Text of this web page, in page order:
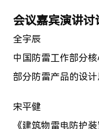
会议嘉宾演讲讨
全宇辰
中国防雷工作部分
部分防雷产品的设
宋平健
《建筑物雷电防护